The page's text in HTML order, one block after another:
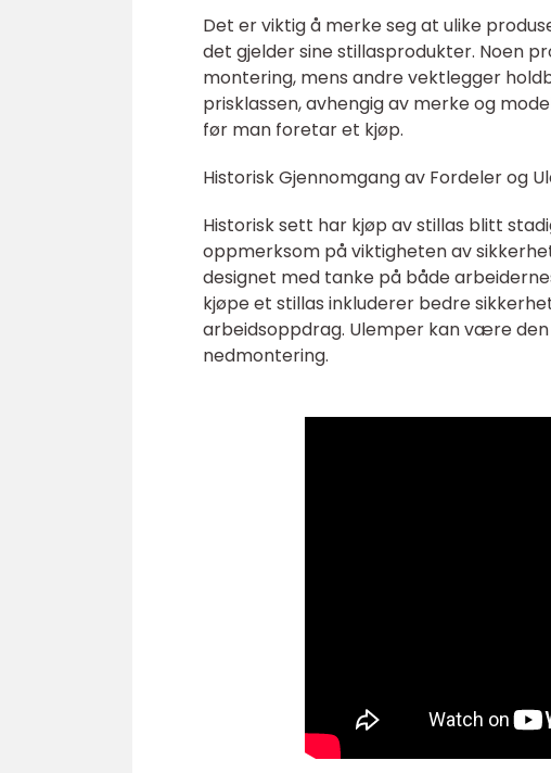
Det er viktig å merke seg at ulike
det gjelder sine stillasprodukter. Noen
montering, mens andre vektlegger
prisklassen, avhengig av merke og
før man foretar et kjøp.
Historisk Gjennomgang av Fordeler og
Historisk sett har kjøp av stillas blitt
oppmerksom på viktigheten av
designet med tanke på både
kjøpe et stillas inkluderer bedre
arbeidsoppdrag. Ulemper kan være
nedmontering.